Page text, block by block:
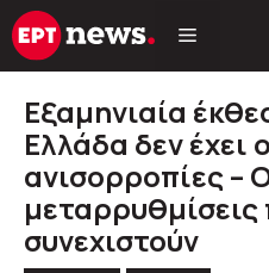
Μετάβαση
σε
Εξαμηνιαία
Ελλάδα δεν έχει
ανισορροπίες –
μεταρρυθμίσεις
συνεχιστούν